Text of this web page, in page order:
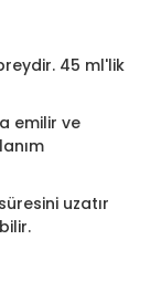
45 ml'lik
emilir ve
uzatır